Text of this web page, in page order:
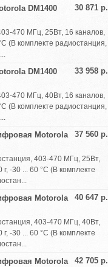
30 871 р.
DM1400
470 МГц, 25Вт, 16 каналов,
(В комплекте радиостанция,
33 958 р.
DM1400
470 МГц, 40Вт, 16 каналов,
(В комплекте радиостанция,
37 560 р.
Motorola
403-470 МГц, 25Вт,
-30 ... 60 °C (В комплекте
40 647 р.
Motorola
403-470 МГц, 40Вт,
-30 ... 60 °C (В комплекте
42 705 р.
Motorola